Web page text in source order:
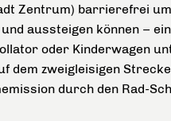
Zentrum) barrierefrei
aussteigen können –
oder Kinderwagen
dem zweigleisigen
durch den Rad-